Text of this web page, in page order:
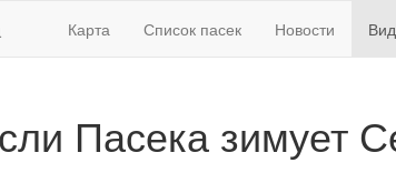
Карта Список пасек Новости
Пасека зимует